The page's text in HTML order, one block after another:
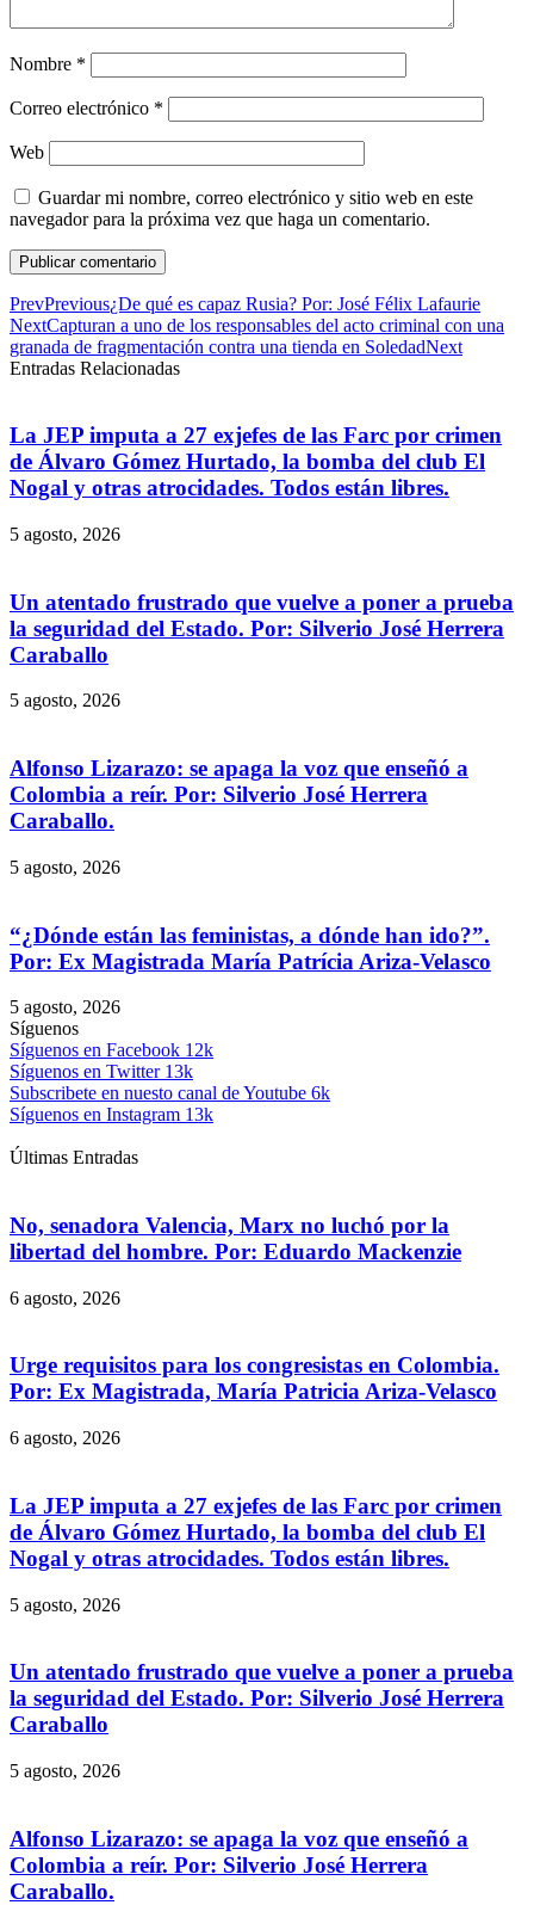
Nombre *
Correo electrónico *
Web
Guardar mi nombre, correo electrónico y sitio web en este
navegador para la próxima vez que haga un comentario.
PrevPrevious¿De qué es capaz Rusia? Por: José Félix Lafaurie
NextCapturan a uno de los responsables del acto criminal con una
granada de fragmentación contra una tienda en SoledadNext
Entradas Relacionadas
La JEP imputa a 27 exjefes de las Farc por crimen
de Álvaro Gómez Hurtado, la bomba del club El
Nogal y otras atrocidades. Todos están libres.
5 agosto, 2026
Un atentado frustrado que vuelve a poner a prueba
la seguridad del Estado. Por: Silverio José Herrera
Caraballo
5 agosto, 2026
Alfonso Lizarazo: se apaga la voz que enseñó a
Colombia a reír. Por: Silverio José Herrera
Caraballo.
5 agosto, 2026
“¿Dónde están las feministas, a dónde han ido?”.
Por: Ex Magistrada María Patrícia Ariza-Velasco
5 agosto, 2026
Síguenos
Síguenos en Facebook 12k
Síguenos en Twitter 13k
Subscribete en nuesto canal de Youtube 6k
Síguenos en Instagram 13k
Últimas Entradas
No, senadora Valencia, Marx no luchó por la
libertad del hombre. Por: Eduardo Mackenzie
6 agosto, 2026
Urge requisitos para los congresistas en Colombia.
Por: Ex Magistrada, María Patricia Ariza-Velasco
6 agosto, 2026
La JEP imputa a 27 exjefes de las Farc por crimen
de Álvaro Gómez Hurtado, la bomba del club El
Nogal y otras atrocidades. Todos están libres.
5 agosto, 2026
Un atentado frustrado que vuelve a poner a prueba
la seguridad del Estado. Por: Silverio José Herrera
Caraballo
5 agosto, 2026
Alfonso Lizarazo: se apaga la voz que enseñó a
Colombia a reír. Por: Silverio José Herrera
Caraballo.